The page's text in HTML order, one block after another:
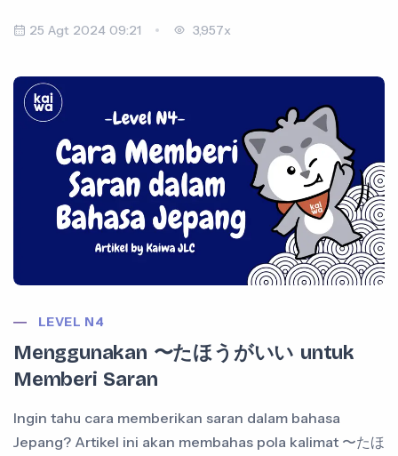
25 Agt 2024 09:21 3,957x
LEVEL N4
Menggunakan 〜たほうがいい untuk
Memberi Saran
Ingin tahu cara memberikan saran dalam bahasa
Jepang? Artikel ini akan membahas pola kalimat 〜たほ